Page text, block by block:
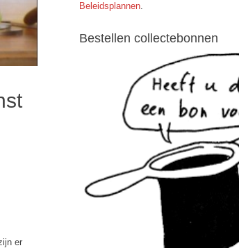
er
Beleidsplannen.
Bestellen collectebonnen